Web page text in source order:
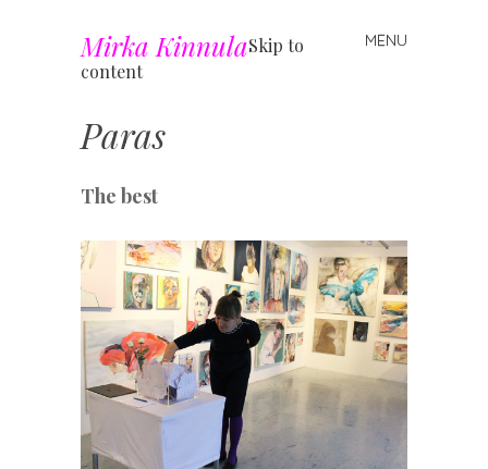
Mirka Kinnula MENU
Skip to
content
Paras
The best